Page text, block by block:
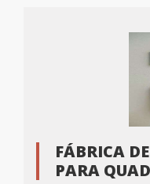
FÁBRICA
PARA